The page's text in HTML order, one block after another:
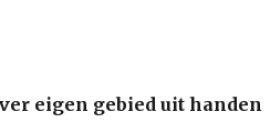
eigen gebied uit handen